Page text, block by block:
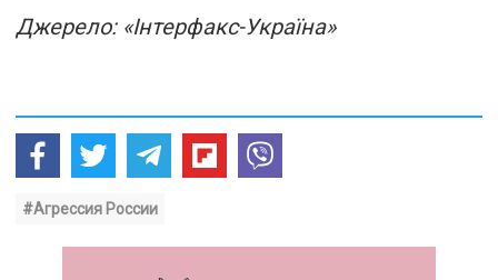
Джерело: «Інтерфакс-Україна»
#Агрессия России